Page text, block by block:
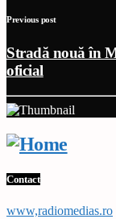
Previous post
Stradă nouă în
oficial
Contact
www,radiomedias.ro